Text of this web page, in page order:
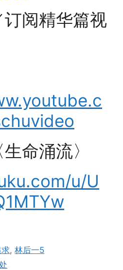
阅精华篇视
命涌流〉
u/U
,林后一5